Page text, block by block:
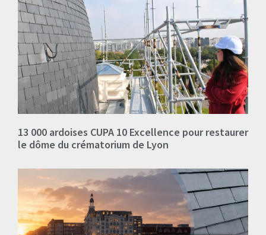
13 000 ardoises CUPA 10 Excellence pour restaurer
le dôme du crématorium de Lyon